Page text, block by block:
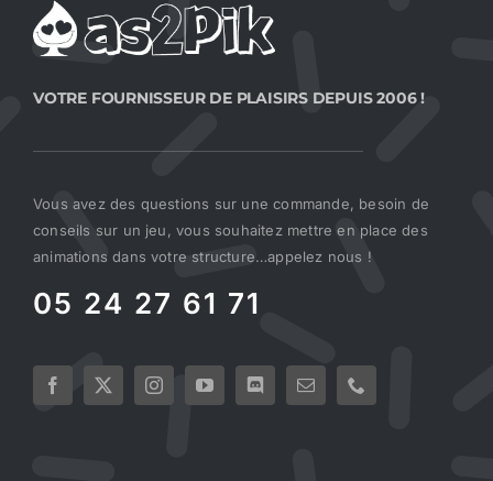
VOTRE FOURNISSEUR DE PLAISIRS DEPUIS 2006 !
Vous avez des questions sur une commande, besoin de
conseils sur un jeu, vous souhaitez mettre en place des
animations dans votre structure…appelez nous !
05 24 27 61 71